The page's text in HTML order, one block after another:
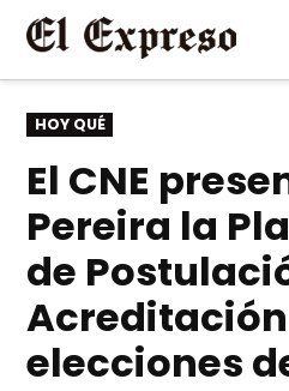
Saltar
contenido
PUBLICADO
EN
HOY QUÉ
El CNE
Pereira la
de
elecciones